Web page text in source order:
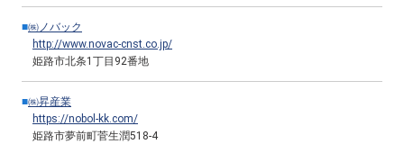
■㈱ノバック
http://www.novac-cnst.co.jp/
姫路市北条1丁目92番地
■㈱昇産業
https://nobol-kk.com/
姫路市夢前町菅生潤518-4